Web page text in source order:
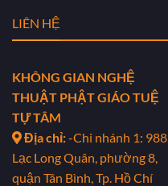
LIÊN HỆ
KHÔNG GIAN NGHỆ
THUẬT PHẬT GIÁO TUỆ
TỰ TÂM
Địa chỉ:-Chi nhánh 1: 988
Lạc Long Quân, phường 8,
quận Tân Bình, Tp. Hồ Chí